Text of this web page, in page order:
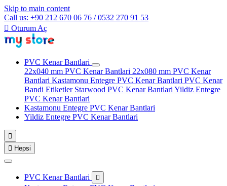
Skip to main content
Call us: +90 212 670 06 76 / 0532 270 91 53
 Oturum Aç
PVC Kenar Bantlari
22x040 mm PVC Kenar Bantlari 22x080 mm PVC Kenar
Bantlari Kastamonu Entegre PVC Kenar Bantlari PVC Kenar
Bandi Etiketler Starwood PVC Kenar Bantlari Yildiz Entegre
PVC Kenar Bantlari
Kastamonu Entegre PVC Kenar Bantlari
Yildiz Entegre PVC Kenar Bantlari

 Hepsi
PVC Kenar Bantlari 